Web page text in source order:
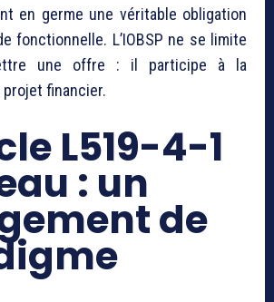
en germe une véritable obligation
fonctionnelle. L’IOBSP ne se limite
une offre : il participe à la
financier.
L519-4-1
: un
de